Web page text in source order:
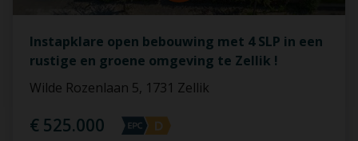
Instapklare open bebouwing met 4 SLP in een
rustige en groene omgeving te Zellik !
Wilde Rozenlaan 5, 1731 Zellik
€ 525.000